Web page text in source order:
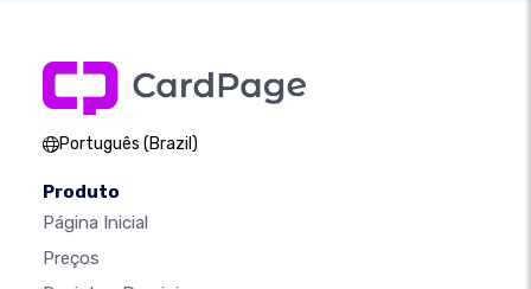
Português (Brazil)
Produto
Página Inicial
Preços